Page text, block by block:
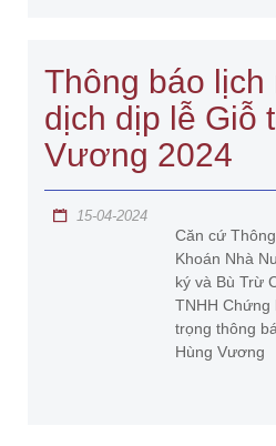
Thông báo lịch
dịch dịp lễ Giỗ
Vương 2024
15-04-2024
Căn cứ
Khoán Nhà
ký và Bù Trừ
TNHH Chứng
trọng thông
Hùng Vương